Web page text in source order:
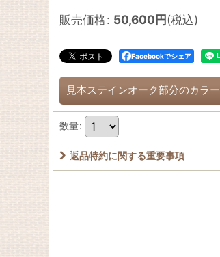
販売価格: 50,600円(税込)
Facebookでシェア
見本ステインオーク部分のカラー
数量:
返品特約に関する重要事項